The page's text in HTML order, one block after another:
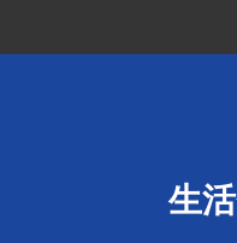
生